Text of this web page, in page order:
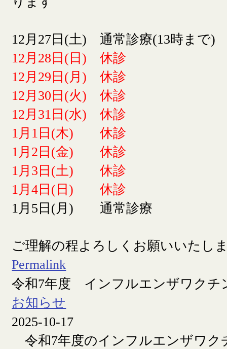
12月27日(土) 通常診療(13時まで)
12月28日(日) 休診
12月29日(月) 休診
12月30日(火) 休診
12月31日(水) 休診
1月1日(木) 休診
1月2日(金) 休診
1月3日(土) 休診
1月4日(日) 休診
1月5日(月) 通常診療
ご理解の程よろしくお願いいたし
Permalink
令和7年度 インフルエンザワクチ
お知らせ
2025-10-17
令和7年度のインフルエンザワク